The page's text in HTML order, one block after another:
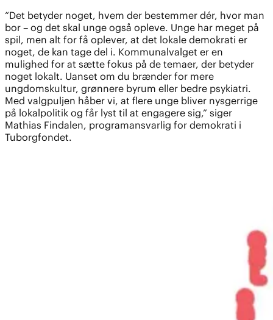
“Det betyder noget, hvem der bestemmer dér, hvor man
bor – og det skal unge også opleve. Unge har meget på
spil, men alt for få oplever, at det lokale demokrati er
noget, de kan tage del i. Kommunalvalget er en
mulighed for at sætte fokus på de temaer, der betyder
noget lokalt. Uanset om du brænder for mere
ungdomskultur, grønnere byrum eller bedre psykiatri.
Med valgpuljen håber vi, at flere unge bliver nysgerrige
på lokalpolitik og får lyst til at engagere sig,” siger
Mathias Findalen, programansvarlig for demokrati i
Tuborgfondet.